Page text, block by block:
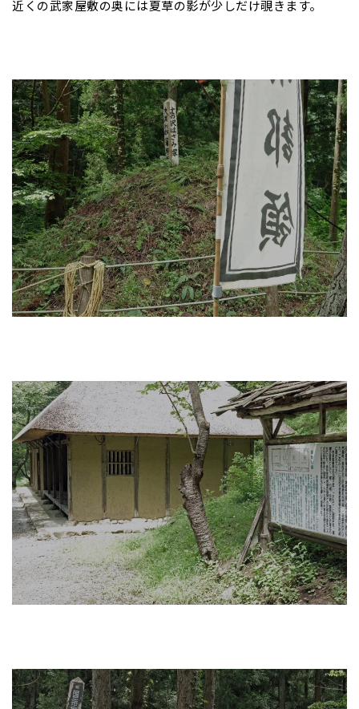
近くの武家屋敷の奥には夏草の影が少しだけ覗きます。